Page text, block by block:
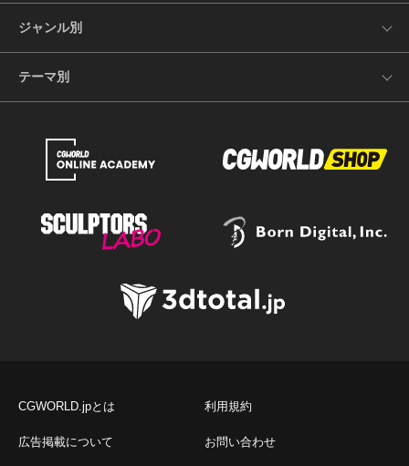
ジャンル別
テーマ別
CGWORLD.jpとは 利用規約
広告掲載について お問い合わせ